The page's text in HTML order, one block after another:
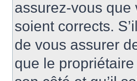
assurez-vous que
soient corrects.
de vous assurer
que le